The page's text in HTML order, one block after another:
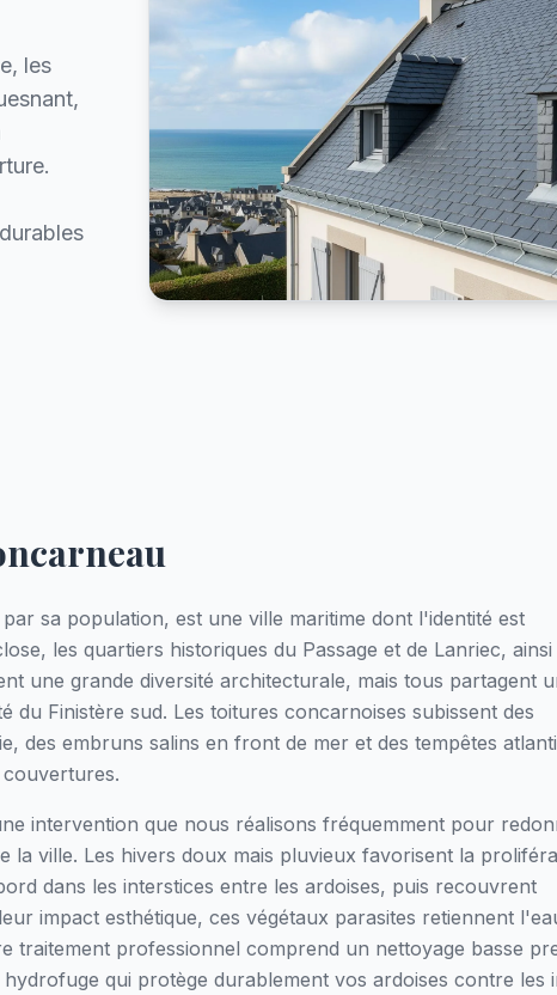
les
sa population, est une ville maritime dont l'identité est
les quartiers historiques du Passage et de Lanriec, ainsi
une grande diversité architecturale, mais tous partagent
du Finistère sud. Les toitures concarnoises subissent des
des embruns salins en front de mer et des tempêtes
intervention que nous réalisons fréquemment pour
ville. Les hivers doux mais pluvieux favorisent la
dans les interstices entre les ardoises, puis recouvrent
impact esthétique, ces végétaux parasites retiennent
traitement professionnel comprend un nettoyage basse
qui protège durablement vos ardoises contre les